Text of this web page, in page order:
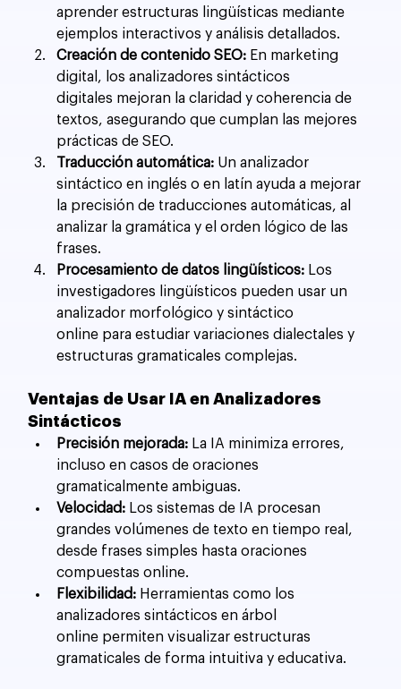
aprender estructuras lingüísticas mediante
ejemplos interactivos y análisis detallados.
Creación de contenido SEO: En marketing
digital, los analizadores sintácticos
digitales mejoran la claridad y coherencia de
textos, asegurando que cumplan las mejores
prácticas de SEO.
Traducción automática: Un analizador
sintáctico en inglés o en latín ayuda a mejorar
la precisión de traducciones automáticas, al
analizar la gramática y el orden lógico de las
frases.
Procesamiento de datos lingüísticos: Los
investigadores lingüísticos pueden usar un
analizador morfológico y sintáctico
online para estudiar variaciones dialectales y
estructuras gramaticales complejas.
Ventajas de Usar IA en Analizadores
Sintácticos
Precisión mejorada: La IA minimiza errores,
incluso en casos de oraciones
gramaticalmente ambiguas.
Velocidad: Los sistemas de IA procesan
grandes volúmenes de texto en tiempo real,
desde frases simples hasta oraciones
compuestas online.
Flexibilidad: Herramientas como los
analizadores sintácticos en árbol
online permiten visualizar estructuras
gramaticales de forma intuitiva y educativa.